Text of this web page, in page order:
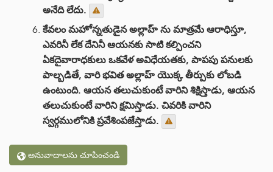
అనేది లేదు.
కేవలం మహోన్నతుడైన అల్లాహ్ ను మాత్రమే ఆరాధిస్తూ,
ఎవరినీ లేక దేనినీ ఆయనకు సాటి కల్పించని
ఏకదైవారాధకులు ఒకవేళ అవిధేయతకు, పాపపు పనులకు
పాల్బడితే, వారి భవిత అల్లాహ్ యొక్క తీర్పుకు లోబడి
ఉంటుంది. ఆయన తలుచుకుంటే వారిని శిక్షిస్తాడు, ఆయన
తలుచుకుంటే వారిని క్షమిస్తాడు. చివరికి వారిని
స్వర్గములోనికి ప్రవేశింపజేస్తాడు.
అనువాదాలను చూపించండి